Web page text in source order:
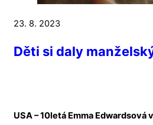
23. 8. 2023
Děti si daly
USA – 10letá Emma